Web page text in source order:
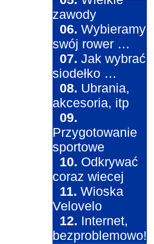
zawody
06.Wybieramy
swój rower …
07.Jak wybrać
siodełko …
08.Ubrania,
akcesoria, itp
09.
Przygotowanie
sportowe
10.Odkrywać
coraz wiecej
11.Wioska
Velovelo
12.Internet,
bezproblemowo!